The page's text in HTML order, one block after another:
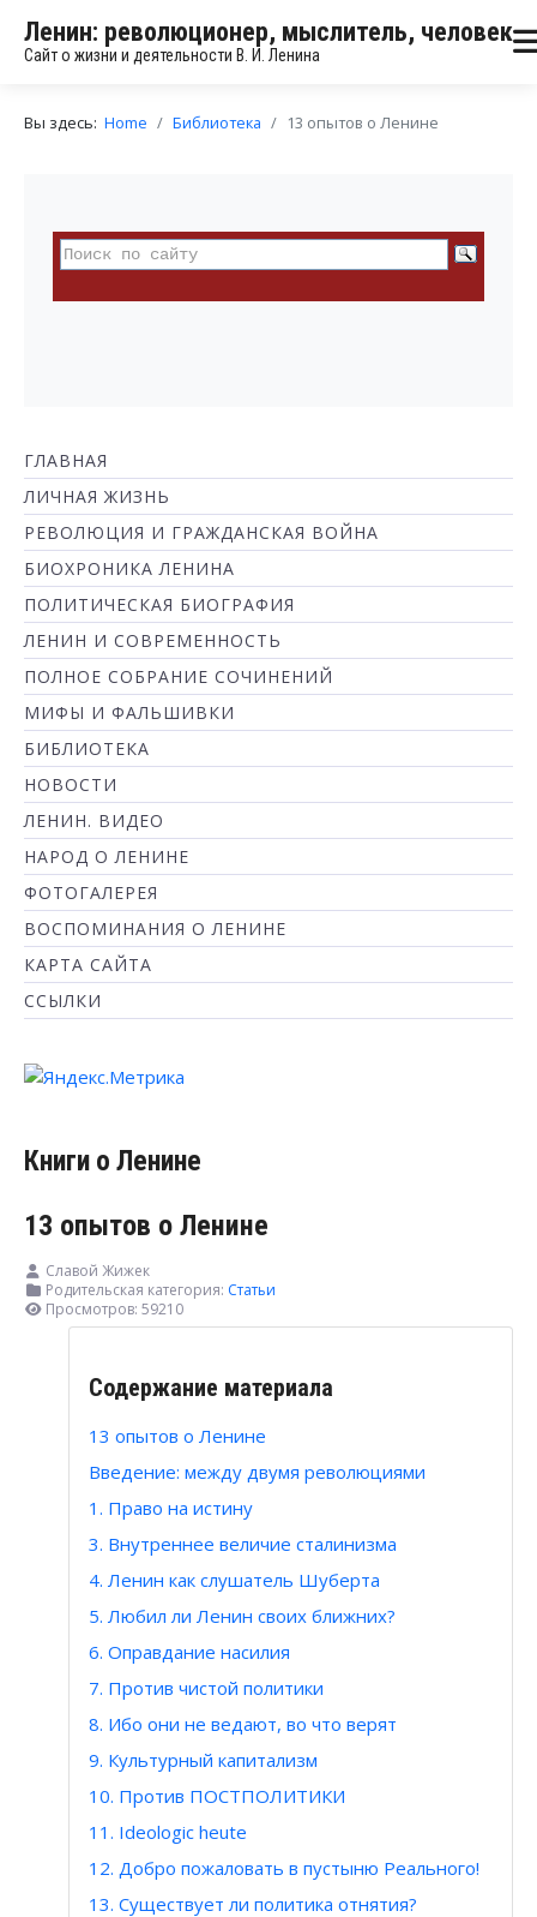
Ленин: революционер, мыслитель, человек
Сайт о жизни и деятельности В. И. Ленина
Вы здесь: Home Библиотека 13 опытов о Ленине
ГЛАВНАЯ
ЛИЧНАЯ ЖИЗНЬ
РЕВОЛЮЦИЯ И ГРАЖДАНСКАЯ ВОЙНА
БИОХРОНИКА ЛЕНИНА
ПОЛИТИЧЕСКАЯ БИОГРАФИЯ
ЛЕНИН И СОВРЕМЕННОСТЬ
ПОЛНОЕ СОБРАНИЕ СОЧИНЕНИЙ
МИФЫ И ФАЛЬШИВКИ
БИБЛИОТЕКА
НОВОСТИ
ЛЕНИН. ВИДЕО
НАРОД О ЛЕНИНЕ
ФОТОГАЛЕРЕЯ
ВОСПОМИНАНИЯ О ЛЕНИНЕ
КАРТА САЙТА
ССЫЛКИ
Книги о Ленине
13 опытов о Ленине
Славой Жижек
Родительская категория: Статьи
Просмотров: 59210
Содержание материала
13 опытов о Ленине
Введение: между двумя революциями
1. Право на истину
3. Внутреннее величие сталинизма
4. Ленин как слушатель Шуберта
5. Любил ли Ленин своих ближних?
6. Оправдание насилия
7. Против чистой политики
8. Ибо они не ведают, во что верят
9. Культурный капитализм
10. Против ПОСТПОЛИТИКИ
11. Ideologic heute
12. Добро пожаловать в пустыню Реального!
13. Существует ли политика отнятия?